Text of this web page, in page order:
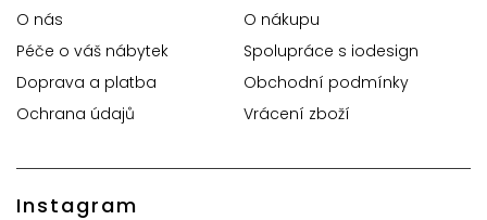
O nás
O nákupu
Péče o váš nábytek
Spolupráce s iodesign
Doprava a platba
Obchodní podmínky
Ochrana údajů
Vrácení zboží
Instagram